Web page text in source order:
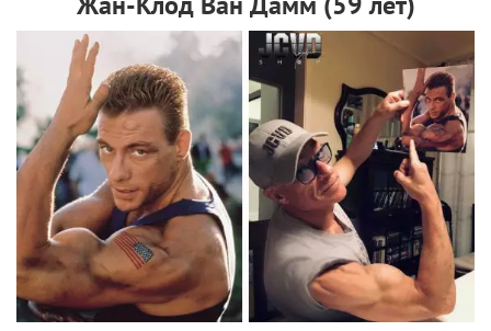
Большие банты появились на дорожках пару
сезонов назад и не спешат их покидать. В случае
Дженнифер огромный бант — единственный
акцент черного платья. Именно потому, что наряд
не перегружен лишними деталями и аксессуарами,
получилось уместно и со вкусом.
Кристина Асмус, «Золотой орел», платье Sol Atelier